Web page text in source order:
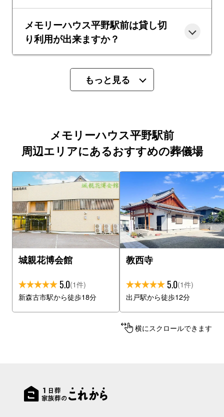
メモリーハウス平野駅前は貸し切
り利用が出来ますか？
もっと見る
メモリーハウス平野駅前
周辺エリアにあるおすすめの葬儀場
城親花博会館
5.0(1件)
新森古市駅から徒歩18分
教西寺
5.0(1件)
出戸駅から徒歩12分
横にスクロールできます